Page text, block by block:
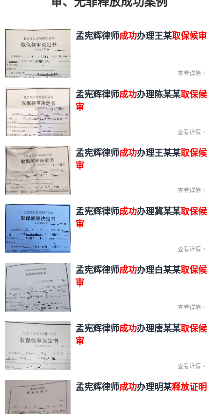
孟宪辉律师成功办理王某取保候审
查看详情 >
孟宪辉律师成功办理陈某某取保候
审
查看详情 >
孟宪辉律师成功办理王某某取保候
审
查看详情 >
孟宪辉律师成功办理冀某某取保候
审
查看详情 >
孟宪辉律师成功办理白某某取保候
审
查看详情 >
孟宪辉律师成功办理唐某某取保候
审
查看详情 >
孟宪辉律师成功办理明某释放证明